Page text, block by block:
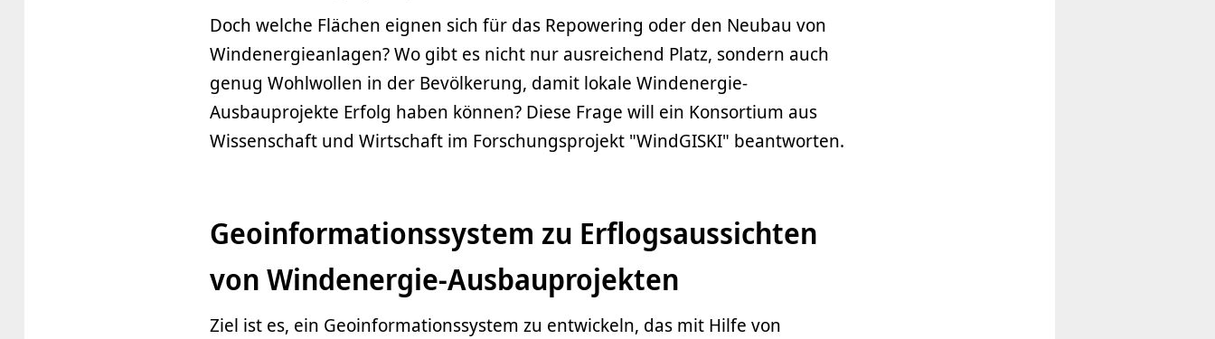
Doch welche Flächen eignen sich für das Repowering oder den Neubau von
Windenergieanlagen? Wo gibt es nicht nur ausreichend Platz, sondern auch
genug Wohlwollen in der Bevölkerung, damit lokale Windenergie-
Ausbauprojekte Erfolg haben können? Diese Frage will ein Konsortium aus
Wissenschaft und Wirtschaft im Forschungsprojekt "WindGISKI" beantworten.
Geoinformationssystem zu Erflogsaussichten
von Windenergie-Ausbauprojekten
Ziel ist es, ein Geoinformationssystem zu entwickeln, das mit Hilfe von